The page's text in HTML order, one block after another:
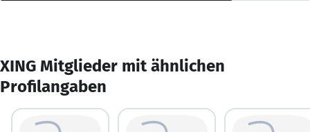
XING Mitglieder mit ähnlichen
Profilangaben